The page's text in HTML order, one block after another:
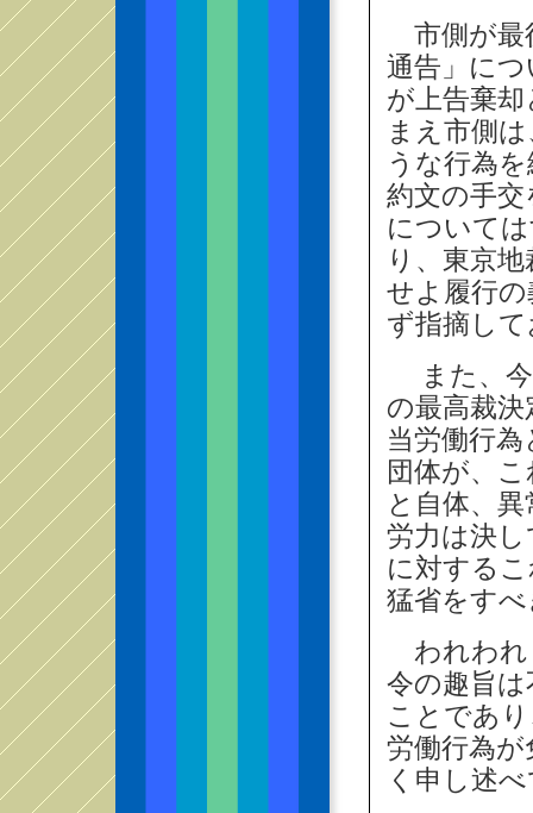
市側が最
通告」に
が上告棄
まえ市側
うな行為
約文の手
について
り、東京
せよ履行
ず指摘し
また、今
の最高裁
当労働行
団体が、
と自体、
労力は決
に対する
猛省をす
われわれ
令の趣旨
ことであ
労働行為
く申し述